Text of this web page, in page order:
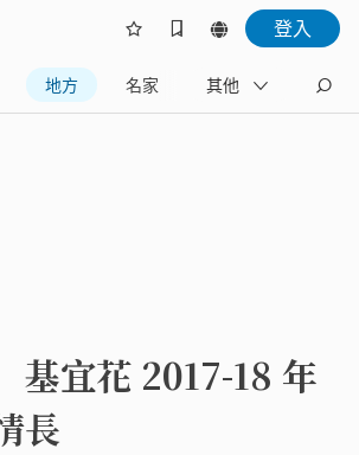
登入
地方 名家 其他
宜花 2017-18 年
長